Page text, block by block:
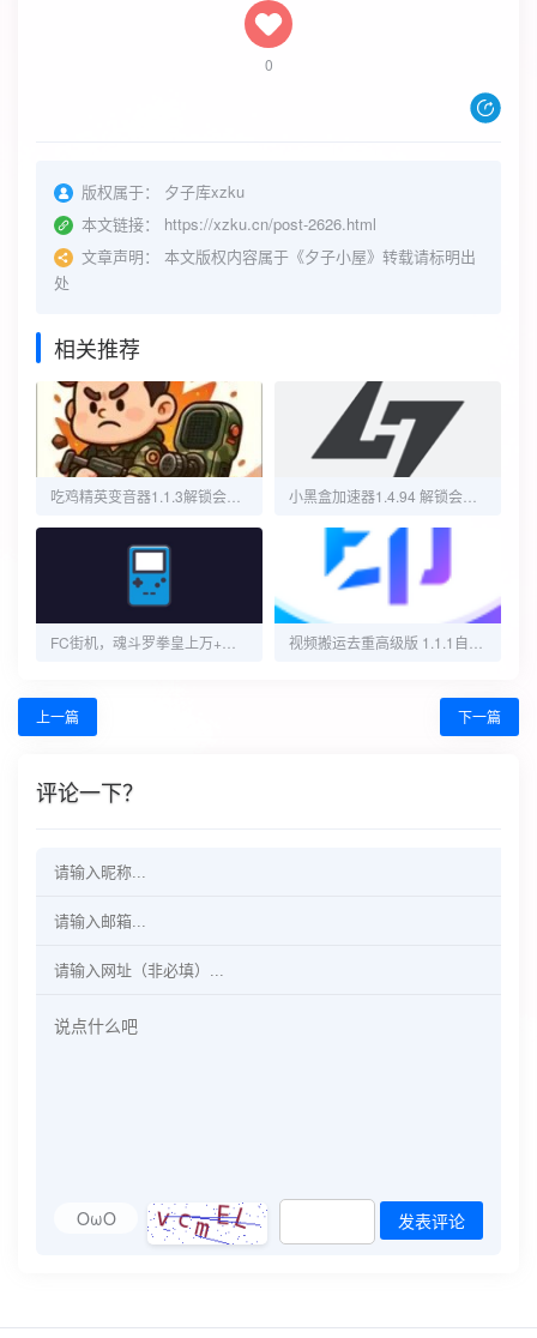
0
版权属于：
夕子库xzku
本文链接：
https://xzku.cn/post-2626.html
文章声明：
本文版权内容属于《夕子小屋》转载请标明出
处
相关推荐
上一篇 下一篇
评论一下？
OωO 发表评论